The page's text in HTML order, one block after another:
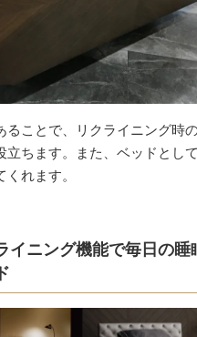
ることで、リクライニング時
立ちます。また、ベッドとし
れます。
イニング機能で毎日の睡